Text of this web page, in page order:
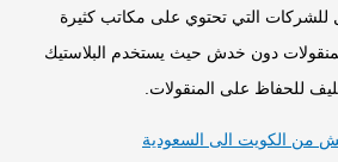
التي تحتوي على مكاتب كثيرة
دون خدش حيث يستخدم البلاستيك
للحفاظ على المنقولات.
الكويت الى السعودية